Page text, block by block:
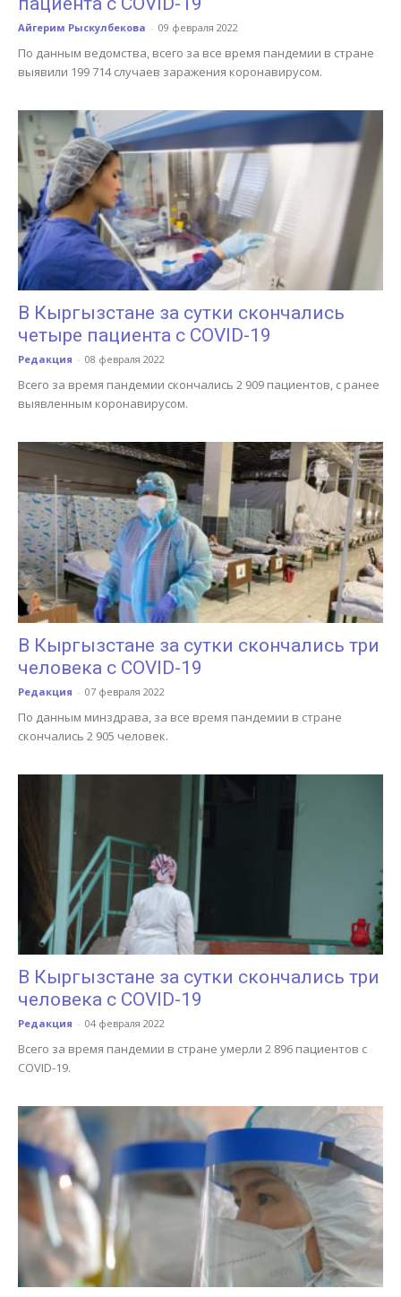
Айгерим Рыскулбекова - 09 февраля 2022
По данным ведомства, всего за все время пандемии в стране
выявили 199 714 случаев заражения коронавирусом.
В Кыргызстане за сутки скончались
четыре пациента с COVID-19
Редакция - 08 февраля 2022
Всего за время пандемии скончались 2 909 пациентов, с ранее
выявленным коронавирусом.
В Кыргызстане за сутки скончались три
человека с COVID-19
Редакция - 07 февраля 2022
По данным минздрава, за все время пандемии в стране
скончались 2 905 человек.
В Кыргызстане за сутки скончались три
человека с COVID-19
Редакция - 04 февраля 2022
Всего за время пандемии в стране умерли 2 896 пациентов с
COVID-19.